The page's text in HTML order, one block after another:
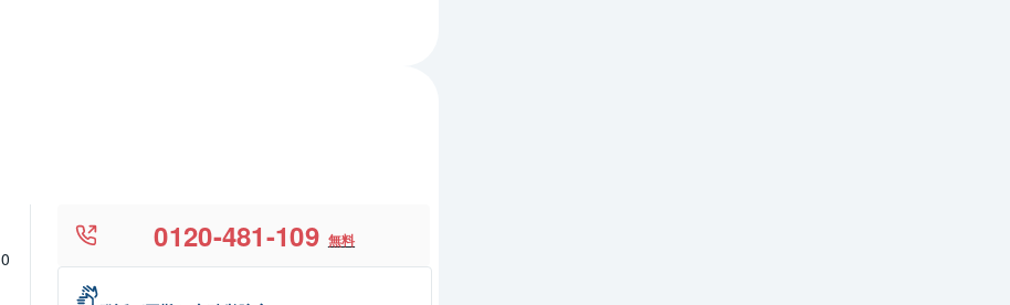
0120-481-109 無料